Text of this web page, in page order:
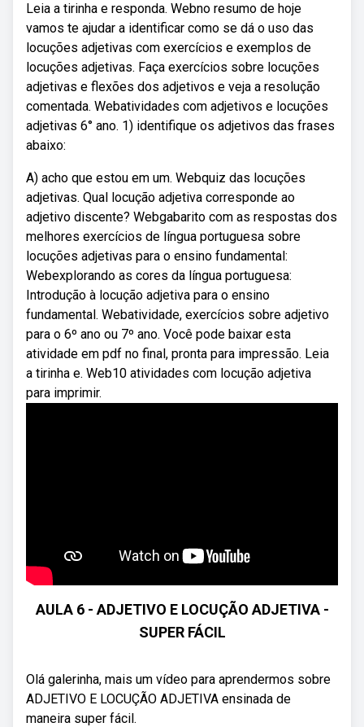
Leia a tirinha e responda. Webno resumo de hoje
vamos te ajudar a identificar como se dá o uso das
locuções adjetivas com exercícios e exemplos de
locuções adjetivas. Faça exercícios sobre locuções
adjetivas e flexões dos adjetivos e veja a resolução
comentada. Webatividades com adjetivos e locuções
adjetivas 6° ano. 1) identifique os adjetivos das frases
abaixo:
A) acho que estou em um. Webquiz das locuções
adjetivas. Qual locução adjetiva corresponde ao
adjetivo discente? Webgabarito com as respostas dos
melhores exercícios de língua portuguesa sobre
locuções adjetivas para o ensino fundamental:
Webexplorando as cores da língua portuguesa:
Introdução à locução adjetiva para o ensino
fundamental. Webatividade, exercícios sobre adjetivo
para o 6º ano ou 7º ano. Você pode baixar esta
atividade em pdf no final, pronta para impressão. Leia
a tirinha e. Web10 atividades com locução adjetiva
para imprimir.
AULA 6 - ADJETIVO E LOCUÇÃO ADJETIVA -
SUPER FÁCIL
Olá galerinha, mais um vídeo para aprendermos sobre
ADJETIVO E LOCUÇÃO ADJETIVA ensinada de
maneira super fácil.